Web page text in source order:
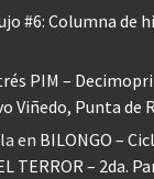
#6: Columna de
PIM –
Viñedo, Punta de
en BILONGO –
TERROR – 2da.